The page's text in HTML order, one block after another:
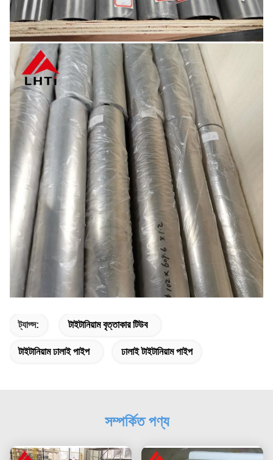
ট্যাগ্স: টাইটানিয়াম বৃত্তাকার টিউব
টাইটানিয়াম ঢালাই পাইপ ঢালাই টাইটানিয়াম পাইপ
সম্পর্কিত পণ্য